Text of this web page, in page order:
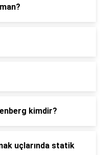
kimdir?
uçlarında statik